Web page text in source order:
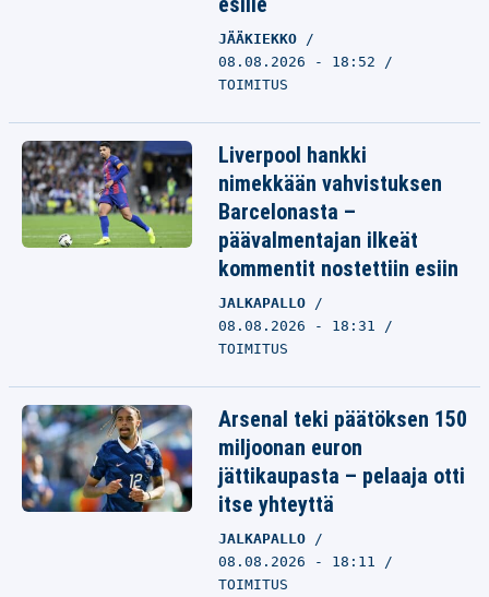
JÄÄKIEKKO
08.08.2026 - 18:52
TOIMITUS
Liverpool hankki
nimekkään vahvistuksen
Barcelonasta –
päävalmentajan ilkeät
kommentit nostettiin esiin
JALKAPALLO
08.08.2026 - 18:31
TOIMITUS
Arsenal teki päätöksen 150
miljoonan euron
jättikaupasta – pelaaja otti
itse yhteyttä
JALKAPALLO
08.08.2026 - 18:11
TOIMITUS